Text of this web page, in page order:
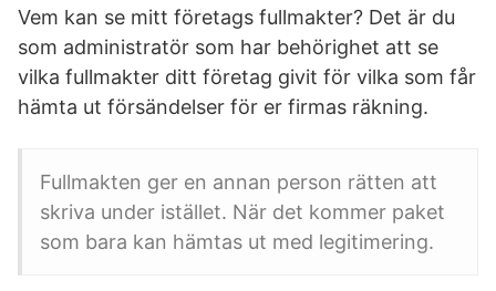
Vem kan se mitt företags fullmakter? Det är du
som administratör som har behörighet att se
vilka fullmakter ditt företag givit för vilka som får
hämta ut försändelser för er firmas räkning.
Fullmakten ger en annan person rätten att
skriva under istället. När det kommer paket
som bara kan hämtas ut med legitimering.